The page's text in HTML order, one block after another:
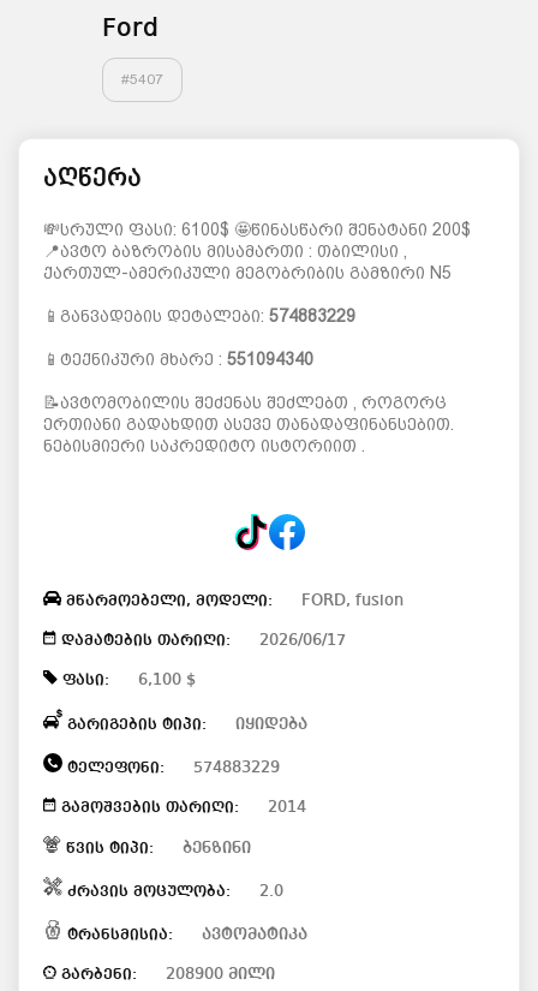
Ford
#5407
აღწერა
💸სრული ფასი: 6100$ 🤩წინასწარი შენატანი 200$
📍ავტო ბაზრობის მისამართი : თბილისი ,
ქართულ-ამერიკული მეგობრიბის გამზირი N5
📱განვადების დეტალები: 574883229
📱ტექნიკური მხარე : 551094340
📝ავტომობილის შეძენას შეძლებთ , როგორც
ერთიანი გადახდით ასევე თანადაფინანსებით.
ნებისმიერი საკრედიტო ისტორიით .
მწარმოებელი, მოდელი: FORD, fusion
დამატების თარიღი: 2026/06/17
ფასი: 6,100 $
გარიგების ტიპი: იყიდება
ტელეფონი: 574883229
გამოშვების თარიღი: 2014
წვის ტიპი: ბენზინი
ძრავის მოცულობა: 2.0
ტრანსმისია: ავტომატიკა
გარბენი: 208900 მილი